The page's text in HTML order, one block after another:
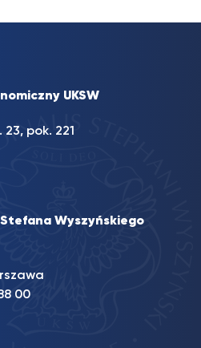
UKSW
pok. 221
Wyszyńskiego
00